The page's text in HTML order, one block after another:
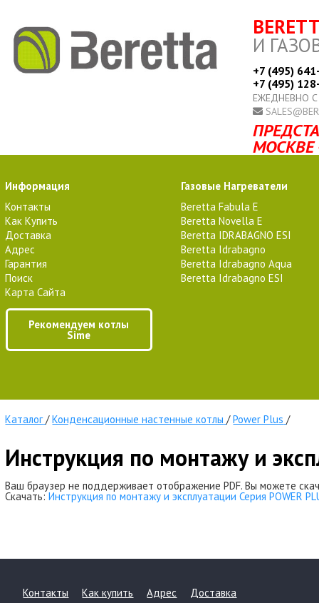
И
+7 (495)
+7 (495)
ЕЖЕДНЕВНО
МОСКВЕ
Информация
Контакты
Как Купить
Доставка
Адрес
Гарантия
Поиск
Карта Сайта
Рекомендуем котлы
Sime
Газовые Нагреватели
Beretta Fabula E
Beretta Novella E
Beretta IDRABAGNO ESI
Beretta Idrabagno
Beretta Idrabagno Aqua
Beretta Idrabagno ESI
Каталог /Конденсационные настенные котлы /Power Plus /
Инструкция по монтажу и
Ваш браузер не поддерживает отображение PDF. Вы можете
Скачать:Инструкция по монтажу и эксплуатации Серия POWER
Контакты Как купить Адрес Доставка